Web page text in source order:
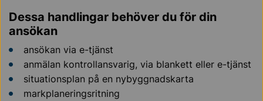
Dessa handlingar behöver du för din
ansökan
ansökan via e-tjänst
anmälan kontrollansvarig, via blankett eller e-tjänst
situationsplan på en nybyggnadskarta
markplaneringsritning